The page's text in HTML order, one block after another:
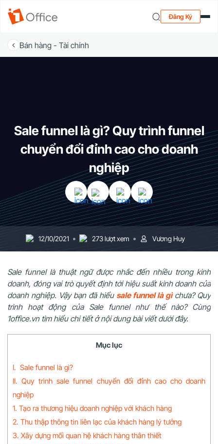
Đăng Ký
Bán hàng - Tài chính
Sale funnel là gì? Quy trình funnel
chuyển đổi đỉnh cao cho doanh
nghiệp
12/10/2021 273 lượt xem Vương Huy
Sale funnel là thuật ngữ được nhắc đến nhiều trong kinh
doanh, đóng vai trò quyết định tới hiệu suất kinh doanh của
doanh nghiệp. Vậy bạn đã hiểu sale funnel là gìchưa? Quy
trình hoạt động của Sale funnel như thế nào? Cùng
1office.vn tìm hiểu chi tiết ở nội dung bài viết dưới đây.
Mục lục
I. Sale funnel là gì?
II. Quy trình sale funnel chuyển đổi đỉnh cao cho doanh
nghiệp
1. Tạo ra thương hiệu doanh nghiệp với khách hàng
2. Thu thập thông tin liên lạc của khách hàng lý tưởng
3. Xây dựng mối quan hệ khách hàng thân thiết